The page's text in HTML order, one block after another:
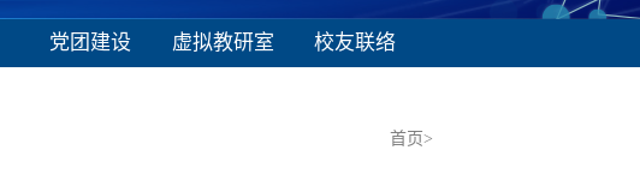
党团建设 虚拟教研室 校友联络
首页>